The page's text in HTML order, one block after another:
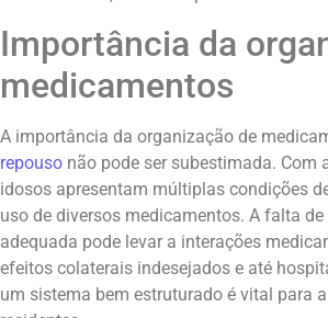
Importância da
medicamentos
A importância da organização de
repouso não pode ser subestimada. Com
idosos apresentam múltiplas condições
uso de diversos medicamentos. A falta
adequada pode levar a interações
efeitos colaterais indesejados e até
um sistema bem estruturado é vital para